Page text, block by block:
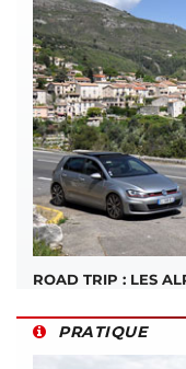
ROAD TRIP : LES
PRATIQUE